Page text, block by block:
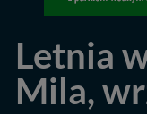
Letnia
Mila,